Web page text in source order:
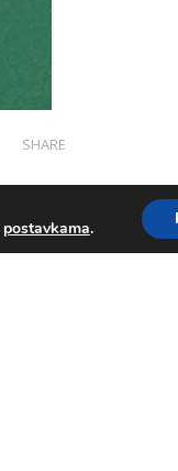
SHARE
postavkama.